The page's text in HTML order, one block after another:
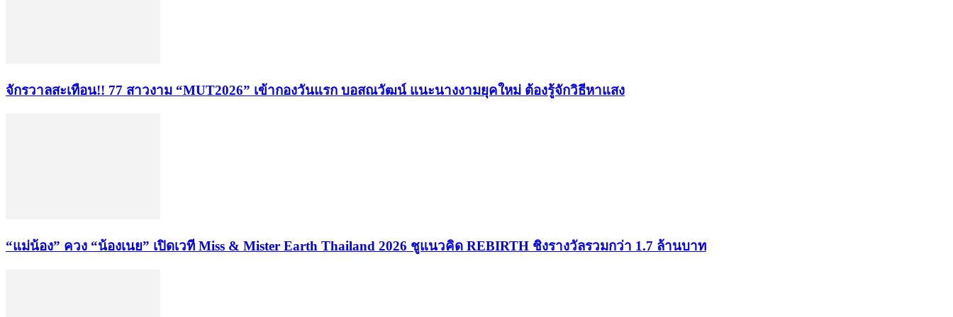
จักรวาลสะเทือน!! 77 สาวงาม “MUT2026” เข้ากองวันแรก บอสณวัฒน์ แนะนางงามยุคใหม่ ต้องรู้จักวิธีหาแสง
“แม่น้อง” ควง “น้องเนย” เปิดเวที Miss & Mister Earth Thailand 2026 ชูแนวคิด REBIRTH ชิงรางวัลรวมกว่า 1.7 ล้านบาท